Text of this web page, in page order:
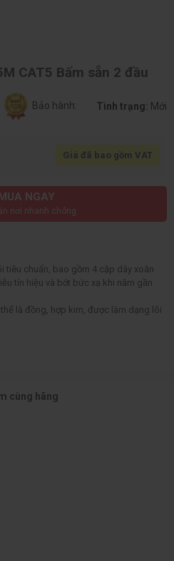
CAT5 Bấm sẵn 2 đầu
Bảo hành: Tình trạng: Mới
Giá đã bao gồm VAT
NGAY
nơi nhanh chóng
tiêu chuẩn, bao gồm 4 cặp dây xoắn
tín hiệu và bớt bức xạ khi nằm gần
là đồng, hợp kim, được làm dạng lõi
yêu cầu về mặt tốc độ.
cùng hãng